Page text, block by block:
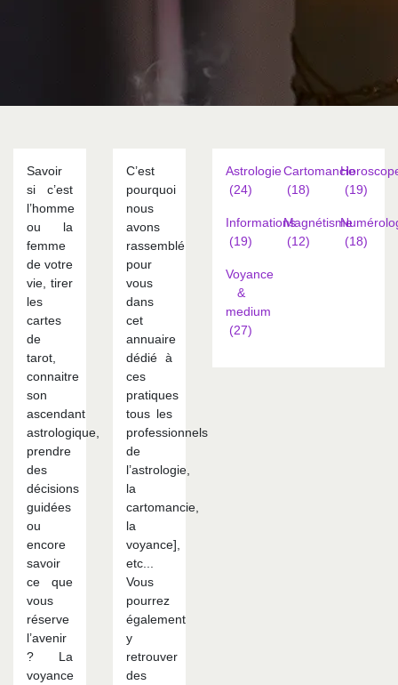
Savoir
si c’est
l’homme
ou la
femme
de votre
vie, tirer
les
cartes
de
tarot,
connaitre
son
ascendant
astrologique,
prendre
des
décisions
guidées
ou
encore
savoir
ce que
vous
réserve
l’avenir
? La
voyance
C’est
pourquoi
nous
avons
rassemblé
pour
vous
dans
cet
annuaire
dédié à
ces
pratiques
tous les
professionnels
de
l’astrologie,
la
cartomancie,
la
voyance],
etc...
Vous
pourrez
également
y
retrouver
des
Astrologie
(24)
Cartomancie
(18)
(19)
Informations
(19)
Magnétisme
(12)
(18)
Voyance
&
medium
(27)